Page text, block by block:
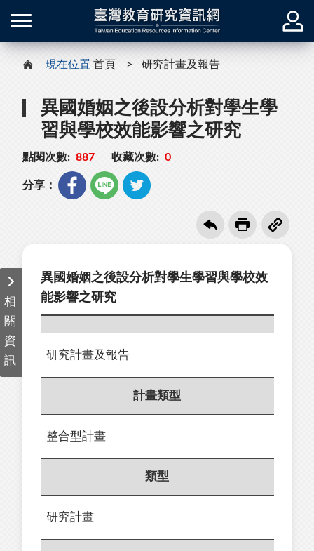
現在位置 首頁 研究計畫及報告
異國婚姻之後設分析對學生學
習與學校效能影響之研究
點閱次數: 887 收藏次數: 0
分享：
相
關
資
訊
異國婚姻之後設分析對學生學習與學校效
能影響之研究
研究計畫及報告
計畫類型
整合型計畫
類型
研究計畫